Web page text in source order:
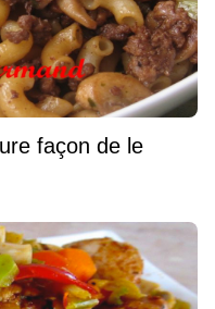
façon de le